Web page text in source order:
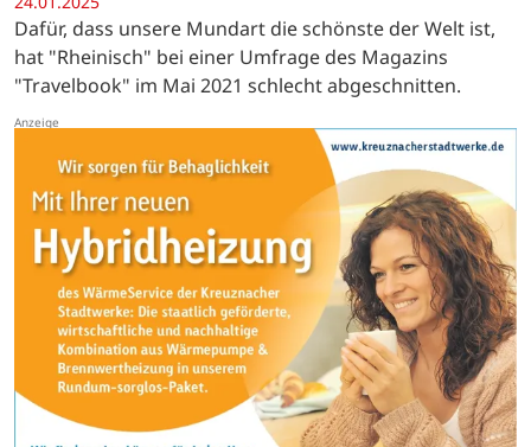
Dafür, dass unsere Mundart die schönste der Welt ist,
hat "Rheinisch" bei einer Umfrage des Magazins
"Travelbook" im Mai 2021 schlecht abgeschnitten.